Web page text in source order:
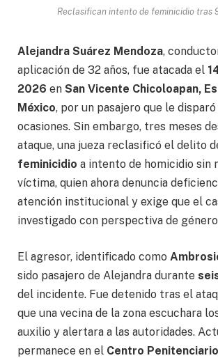
Reclasifican intento de feminicidio tras
Alejandra Suárez Mendoza,
aplicación de 32 años, fue atacada el
2026 en San Vicente Chicoloapan,
México, por un pasajero que le disparó
ocasiones. Sin embargo, tres meses
ataque, una jueza reclasificó el delito
feminicidio a intento de homicidio sin
víctima, quien ahora denuncia
atención institucional y exige que el
investigado con perspectiva de
El agresor, identificado como
sido pasajero de Alejandra durante
del incidente. Fue detenido tras el
que una vecina de la zona escuchara
auxilio y alertara a las autoridades.
permanece en el Centro